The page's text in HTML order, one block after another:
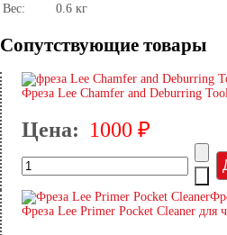
Вес:
0.6 кг
Сопутствующие товары
Фреза Lee Chamfer and Deburring
Цена: 1000 ₽
Фреза Lee Primer Pocket Cleaner для